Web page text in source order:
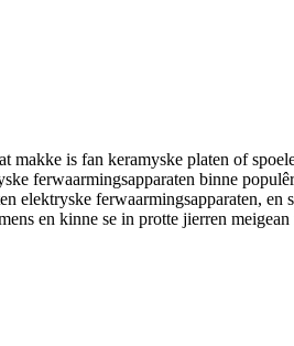
is fan keramyske platen of
ferwaarmingsapparaten binne
elektryske ferwaarmingsapparaten, en
en kinne se in protte jierren